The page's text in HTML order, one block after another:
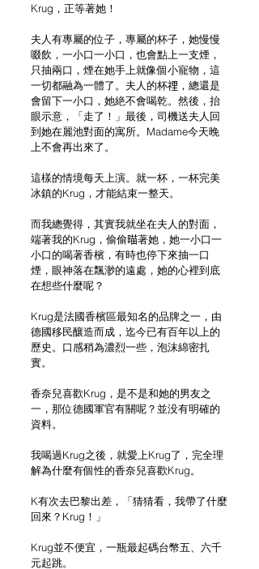
Krug，正等著她！
夫人有專屬的位子，專屬的杯子，她慢慢
啜飲，一小口一小口，也會點上一支煙，
只抽兩口，煙在她手上就像個小寵物，這
一切都融為一體了。夫人的杯𥚃，總還是
會留下一小口，她絶不會喝乾。然後，抬
眼示意，「走了！」最後，司機送夫人回
到她在麗池對面的寓所。Madame今天晚
上不會再出來了。
這樣的情境每天上演。就一杯，一杯完美
冰鎮的Krug，才能結束一整天。
而我總覺得，其實我就坐在夫人的對面，
端著我的Krug，偷偷𣈴著她，她一小口一
小口的喝著香檳，有時也停下來抽一口
煙，眼神落在飄渺的遠處，她的心裡到底
在想些什麼呢？
Krug是法國香檳區最知名的品牌之一，由
德國移民釀造而成，迄今已有百年以上的
歷史。口感稍為濃烈一些，泡沫綿密扎
實。
香奈兒喜歡Krug，是不是和她的男友之
一，那位德國軍官有關呢？並没有明確的
資料。
我喝過Krug之後，就愛上Krug了，完全理
解為什麼有個性的香奈兒喜歡Krug。
K有次去巴黎出差，「猜猜看，我帶了什麼
回來？Krug！」
Krug並不便宜，一瓶最起碼台幣五、六千
元起跳。